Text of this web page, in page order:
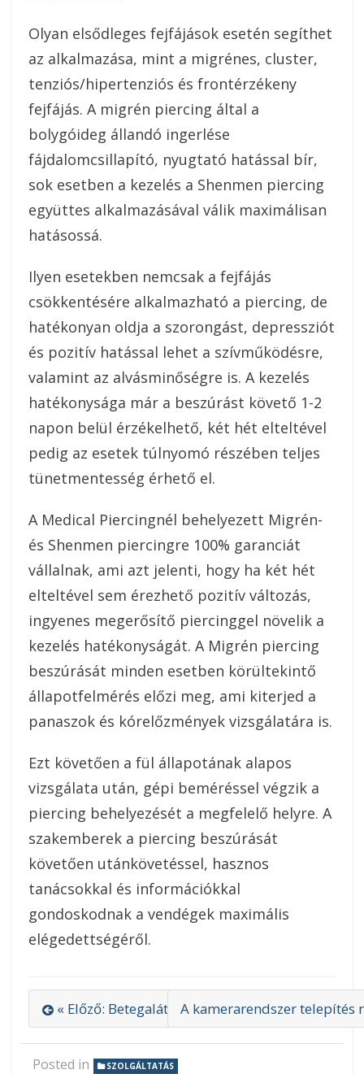
Olyan elsődleges fejfájások esetén segíthet
az alkalmazása, mint a migrénes, cluster,
tenziós/hipertenziós és frontérzékeny
fejfájás. A migrén piercing által a
bolygóideg állandó ingerlése
fájdalomcsillapító, nyugtató hatással bír,
sok esetben a kezelés a Shenmen piercing
együttes alkalmazásával válik maximálisan
hatásossá.
Ilyen esetekben nemcsak a fejfájás
csökkentésére alkalmazható a piercing, de
hatékonyan oldja a szorongást, depressziót
és pozitív hatással lehet a szívműködésre,
valamint az alvásminőségre is. A kezelés
hatékonysága már a beszúrást követő 1-2
napon belül érzékelhető, két hét elteltével
pedig az esetek túlnyomó részében teljes
tünetmentesség érhető el.
A Medical Piercingnél behelyezett Migrén-
és Shenmen piercingre 100% garanciát
vállalnak, ami azt jelenti, hogy ha két hét
elteltével sem érezhető pozitív változás,
ingyenes megerősítő piercinggel növelik a
kezelés hatékonyságát. A Migrén piercing
beszúrását minden esetben körültekintő
állapotfelmérés előzi meg, ami kiterjed a
panaszok és kórelőzmények vizsgálatára is.
Ezt követően a fül állapotának alapos
vizsgálata után, gépi beméréssel végzik a
piercing behelyezését a megfelelő helyre. A
szakemberek a piercing beszúrását
követően utánkövetéssel, hasznos
tanácsokkal és információkkal
gondoskodnak a vendégek maximális
elégedettségéről.
« Előző: Betegalátétek ágyhoz kötött betegeknek
A kamerarendszer telepítés
Posted in SZOLGÁLTATÁS